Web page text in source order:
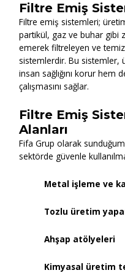
Filtre Emiş
Filtre emiş sistemleri;
partikül, gaz ve buhar gibi
emerek filtreleyen ve
sistemlerdir. Bu sistemler,
insan sağlığını korur
çalışmasını sağlar.
Filtre Emiş
Alanları
Fifa Grup olarak
sektörde güvenle
Metal işleme ve
Tozlu üretim
Ahşap atölyeleri
Kimyasal üretim